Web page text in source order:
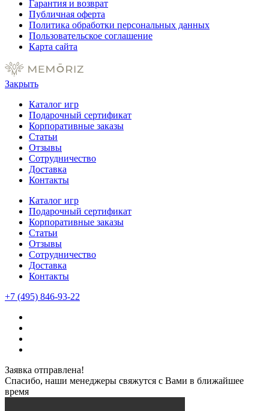
Гарантия и возврат
Публичная оферта
Политика обработки персональных данных
Пользовательское соглашение
Карта сайта
Закрыть
Каталог игр
Подарочный сертификат
Корпоративные заказы
Статьи
Отзывы
Сотрудничество
Доставка
Контакты
Каталог игр
Подарочный сертификат
Корпоративные заказы
Статьи
Отзывы
Сотрудничество
Доставка
Контакты
+7 (495) 846-93-22
Заявка отправлена!
Спасибо, наши менеджеры свяжутся с Вами в ближайшее
время